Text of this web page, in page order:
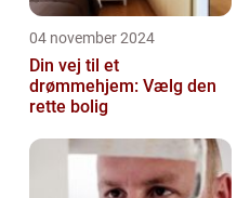
04 november 2024
Din vej til et
drømmehjem: Vælg den
rette bolig